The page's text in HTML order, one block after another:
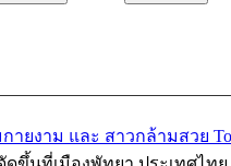
ายงาม และ สาวกล้ามสวย